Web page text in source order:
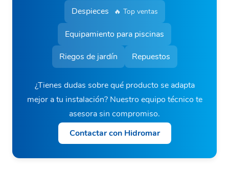
Despieces 🔥 Top ventas
Equipamiento para piscinas
Riegos de jardín
Repuestos
¿Tienes dudas sobre qué producto se adapta
mejor a tu instalación? Nuestro equipo técnico te
asesora sin compromiso.
Contactar con Hidromar